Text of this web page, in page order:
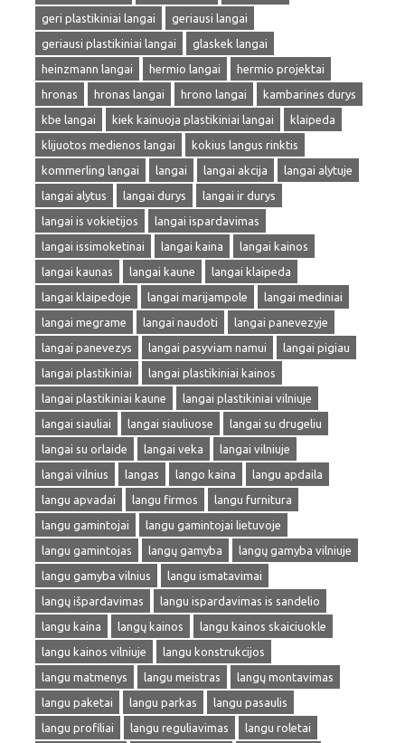
geri plastikiniai langai
geriausi langai
geriausi plastikiniai langai
glaskek langai
heinzmann langai
hermio langai
hermio projektai
hronas
hronas langai hrono langai
kambarines durys
kbe langai
kiek kainuoja plastikiniai langai
klaipeda
klijuotos medienos langai
kokius langus rinktis
kommerling langai
langai langai akcija
langai alytuje
langai alytus
langai durys
langai ir durys
langai is vokietijos
langai ispardavimas
langai issimoketinai
langai kaina
langai kainos
langai kaunas
langai kaune
langai klaipeda
langai klaipedoje
langai marijampole
langai mediniai
langai megrame
langai naudoti
langai panevezyje
langai panevezys
langai pasyviam namui
langai pigiau
langai plastikiniai
langai plastikiniai kainos
langai plastikiniai kaune
langai plastikiniai vilniuje
langai siauliai
langai siauliuose
langai su drugeliu
langai su orlaide
langai veka
langai vilniuje
langai vilnius
langas lango kaina
langu apdaila
langu apvadai
langu firmos
langu furnitura
langu gamintojai
langu gamintojai lietuvoje
langu gamintojas
langų gamyba
langų gamyba vilniuje
langu gamyba vilnius
langu ismatavimai
langų išpardavimas
langu ispardavimas is sandelio
langu kaina
langų kainos
langu kainos skaiciuokle
langu kainos vilniuje
langu konstrukcijos
langu matmenys
langu meistras
langų montavimas
langu paketai
langu parkas
langu pasaulis
langu profiliai
langu reguliavimas
langu roletai